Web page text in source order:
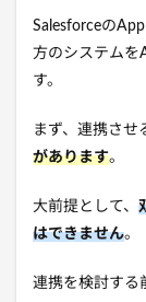
Salesforceの
方のシステムを
す。
まず、連携させ
があります。
大前提として、
はできません。
連携を検討する